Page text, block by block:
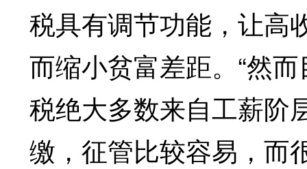
税具有调节功能，让高
而缩小贫富差距。“然
税绝大多数来自工薪阶
缴，征管比较容易，而